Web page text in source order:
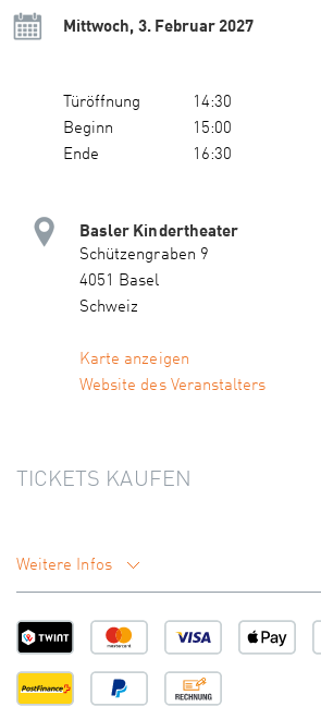
Mittwoch, 3. Februar 2027
Türöffnung
14:30
Beginn
15:00
Ende
16:30
Basler Kindertheater
Schützengraben 9
4051 Basel
Schweiz
Karte anzeigen
Website des Veranstalters
TICKETS KAUFEN
Weitere Infos